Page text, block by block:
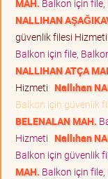
MAH. Balkon için
NALLIHAN
güvenlik filesi Hizmeti
Balkon için file,
NALLIHAN ATÇA
Hizmeti Nallıhan
Balkon için güvenlik
BELENALAN MAH.
Hizmeti Nallıhan
Balkon için güvenlik
MAH. Balkon için